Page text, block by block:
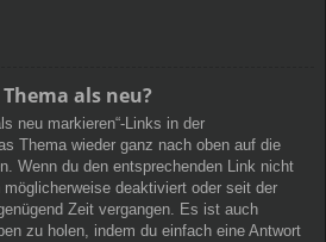
als neu?
neu markieren“-Links in der
Thema wieder ganz nach oben auf die
Wenn du den entsprechenden Link nicht
deaktiviert oder seit der
Zeit vergangen. Es ist auch
zu holen, indem du einfach eine Antwort